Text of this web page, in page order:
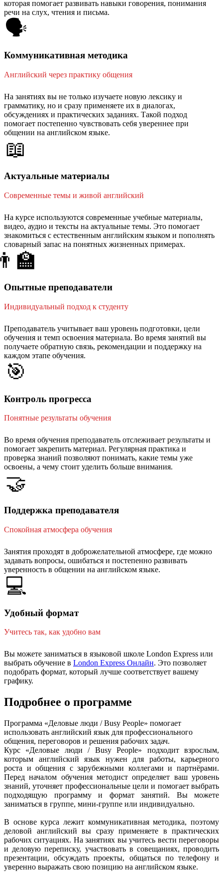
которая помогает развивать навыки говорения, понимания
речи на слух, чтения и письма.
🗣️
Коммуникативная методика
Английский через практику общения
На занятиях вы не только изучаете новую лексику и
грамматику, но и сразу применяете их в диалогах,
обсуждениях и практических заданиях. Такой подход
помогает постепенно чувствовать себя увереннее при
общении на английском языке.
📖
Актуальные материалы
Современные темы и живой английский
На курсе используются современные учебные материалы,
видео, аудио и тексты на актуальные темы. Это помогает
знакомиться с естественным английским языком и пополнять
словарный запас на понятных жизненных примерах.
Опытные преподаватели
Индивидуальный подход к студенту
Преподаватель учитывает ваш уровень подготовки, цели
обучения и темп освоения материала. Во время занятий вы
получаете обратную связь, рекомендации и поддержку на
каждом этапе обучения.
🎯
Контроль прогресса
Понятные результаты обучения
Во время обучения преподаватель отслеживает результаты и
помогает закрепить материал. Регулярная практика и
проверка знаний позволяют понимать, какие темы уже
освоены, а чему стоит уделить больше внимания.
🤝
Поддержка преподавателя
Спокойная атмосфера обучения
Занятия проходят в доброжелательной атмосфере, где можно
задавать вопросы, ошибаться и постепенно развивать
уверенность в общении на английском языке.
💻
Удобный формат
Учитесь так, как удобно вам
Вы можете заниматься в языковой школе London Express или
выбрать обучение в London Express Онлайн. Это позволяет
подобрать формат, который лучше соответствует вашему
графику.
Подробнее о программе
Программа «Деловые люди / Busy People» помогает
использовать английский язык для профессионального
общения, переговоров и решения рабочих задач.
Курс «Деловые люди / Busy People» подходит взрослым,
которым английский язык нужен для работы, карьерного
роста и общения с зарубежными коллегами и партнёрами.
Перед началом обучения методист определяет ваш уровень
знаний, уточняет профессиональные цели и помогает выбрать
подходящую программу и формат занятий. Вы можете
заниматься в группе, мини-группе или индивидуально.
В основе курса лежит коммуникативная методика, поэтому
деловой английский вы сразу применяете в практических
рабочих ситуациях. На занятиях вы учитесь вести переговоры
и деловую переписку, участвовать в совещаниях, проводить
презентации, обсуждать проекты, общаться по телефону и
уверенно выражать свою позицию на английском языке.